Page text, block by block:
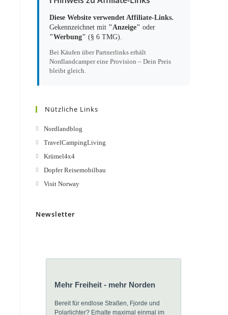
Diese Website verwendet Affiliate-Links.
Gekennzeichnet mit "Anzeige" oder
"Werbung" (§ 6 TMG).
Bei Käufen über Partnerlinks erhält
Nordlandcamper eine Provision – Dein Preis
bleibt gleich.
Nützliche Links
Nordlandblog
TravelCampingLiving
Krümel4x4
Dopfer Reisemobilbau
Visit Norway
Newsletter